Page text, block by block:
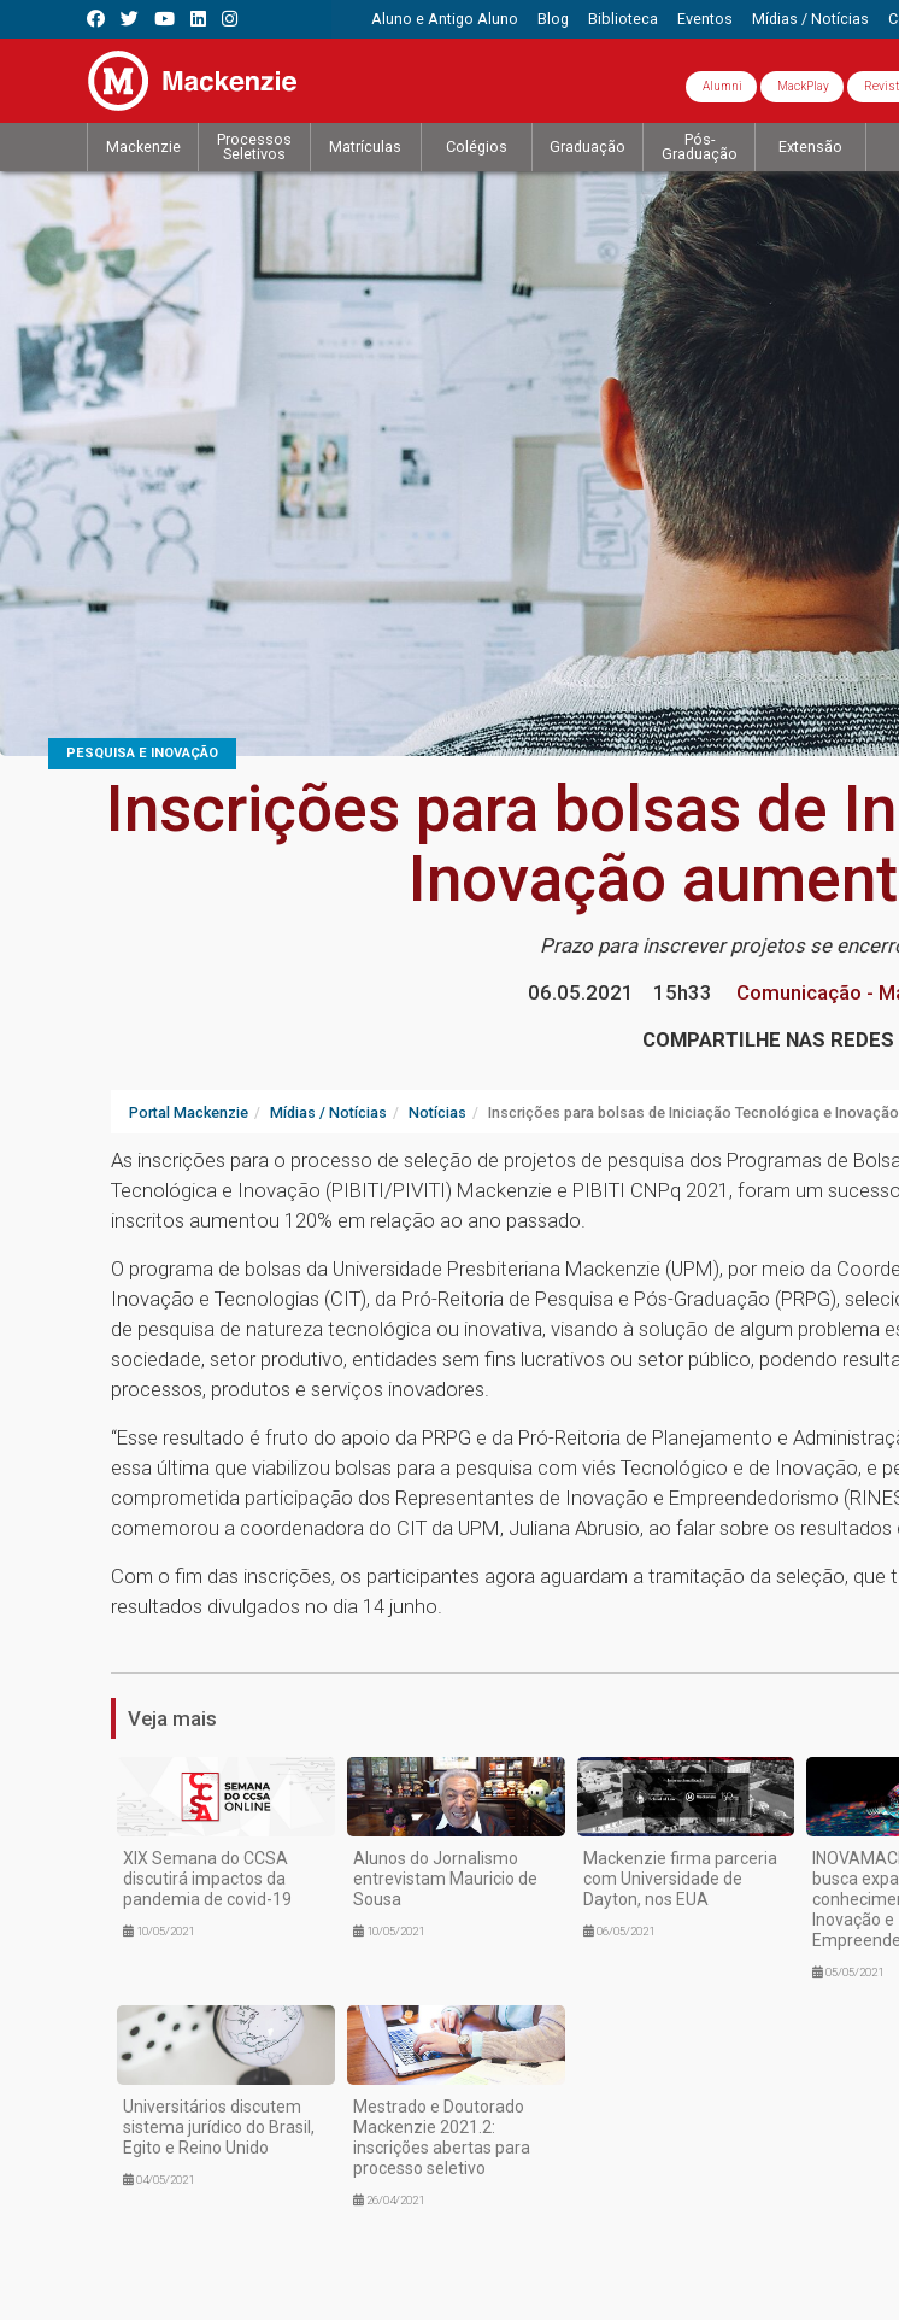
Aluno e Antigo Aluno Blog Biblioteca Eventos Mídias / Notícias
Alumni MackPlay
Mackenzie
Processos
Seletivos
Matrículas Colégios Graduação
Pós-
Graduação
Extensão
PESQUISA E INOVAÇÃO
Inscrições para bolsas de
Inovação
Prazo para inscrever projetos se
06.05.2021
15h33
Comunicação -
COMPARTILHE NAS
Portal Mackenzie Mídias / Notícias Notícias Inscrições para bolsas de Iniciação Tecnológica e
As inscrições para o processo de seleção de projetos de pesquisa dos Programas de
Tecnológica e Inovação (PIBITI/PIVITI) Mackenzie e PIBITI CNPq 2021, foram um
inscritos aumentou 120% em relação ao ano passado.
O programa de bolsas da Universidade Presbiteriana Mackenzie (UPM), por meio da
Inovação e Tecnologias (CIT), da Pró-Reitoria de Pesquisa e Pós-Graduação (PRPG),
de pesquisa de natureza tecnológica ou inovativa, visando à solução de algum problema
sociedade, setor produtivo, entidades sem fins lucrativos ou setor público, podendo
processos, produtos e serviços inovadores.
“Esse resultado é fruto do apoio da PRPG e da Pró-Reitoria de Planejamento e
essa última que viabilizou bolsas para a pesquisa com viés Tecnológico e de Inovação, e
comprometida participação dos Representantes de Inovação e Empreendedorismo
comemorou a coordenadora do CIT da UPM, Juliana Abrusio, ao falar sobre os resultados
Com o fim das inscrições, os participantes agora aguardam a tramitação da seleção, que
resultados divulgados no dia 14 junho.
Veja mais
XIX Semana do CCSA
discutirá impactos da
pandemia de covid-19
10/05/2021
Alunos do Jornalismo
entrevistam Mauricio de
Sousa
10/05/2021
Mackenzie firma parceria
com Universidade de
Dayton, nos EUA
06/05/2021
busca
Inovação e
05/05/2021
Universitários discutem
sistema jurídico do Brasil,
Egito e Reino Unido
04/05/2021
Mestrado e Doutorado
Mackenzie 2021.2:
inscrições abertas para
processo seletivo
26/04/2021